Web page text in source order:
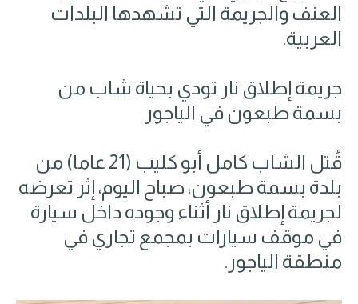
العنف والجريمة التي تشهدها البلدات
العربية.
جريمة إطلاق نار تودي بحياة شاب من
بسمة طبعون في الياجور
قُتل الشاب كامل أبو كليب (21 عاما) من
بلدة بسمة طبعون، صباح اليوم، إثر تعرضه
لجريمة إطلاق نار أثناء وجوده داخل سيارة
في موقف سيارات بمجمع تجاري في
منطقة الياجور.